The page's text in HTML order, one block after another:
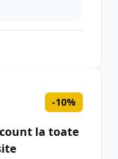
-10%
la toate